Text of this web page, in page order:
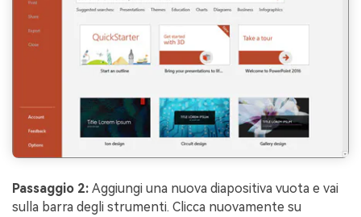
Passaggio 2: Aggiungi una nuova diapositiva vuota e vai
sulla barra degli strumenti. Clicca nuovamente su